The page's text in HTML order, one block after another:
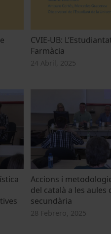
CVIE-UB:
Farmàcia
24 Abril, 2025
Accions i
del català a les aules
secundària
28 Febrero, 2025